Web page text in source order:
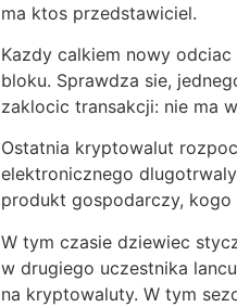
ma ktos przedstawiciel.
Kazdy calkiem nowy
bloku. Sprawdza sie,
zaklocic transakcji: nie ma
Ostatnia kryptowalut
elektronicznego
produkt gospodarczy,
W tym czasie dziewiec
w drugiego uczestnika
na kryptowaluty. W tym